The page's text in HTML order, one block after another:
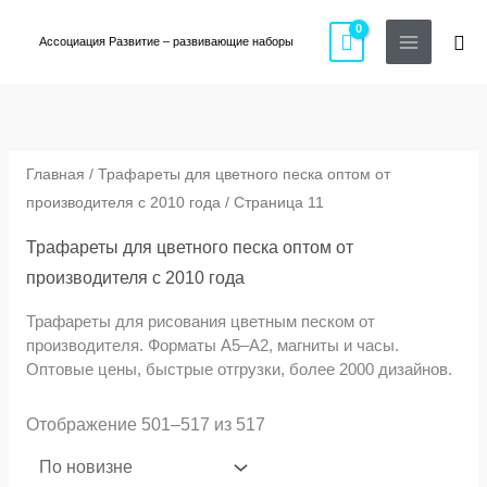
Ассоциация Развитие – развивающие наборы
Главная / Трафареты для цветного песка оптом от
производителя с 2010 года/ Страница 11
Трафареты для цветного песка оптом от
производителя с 2010 года
Трафареты для рисования цветным песком от
производителя. Форматы A5–A2, магниты и часы.
Оптовые цены, быстрые отгрузки, более 2000 дизайнов.
Отображение 501–517 из 517